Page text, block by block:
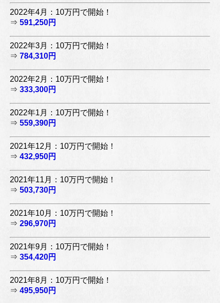
2022年4月：10万円で開始！
⇒ 591,250円
2022年3月：10万円で開始！
⇒ 784,310円
2022年2月：10万円で開始！
⇒ 333,300円
2022年1月：10万円で開始！
⇒ 559,390円
2021年12月：10万円で開始！
⇒ 432,950円
2021年11月：10万円で開始！
⇒ 503,730円
2021年10月：10万円で開始！
⇒ 296,970円
2021年9月：10万円で開始！
⇒ 354,420円
2021年8月：10万円で開始！
⇒ 495,950円